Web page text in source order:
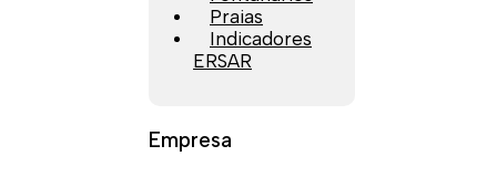
Praias
Indicadores
ERSAR
Empresa